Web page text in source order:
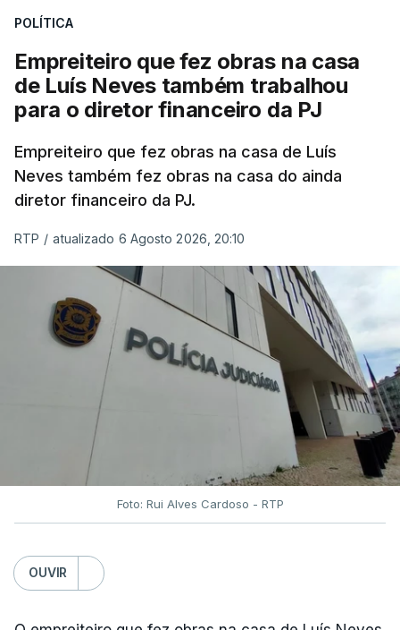
POLÍTICA
Empreiteiro que fez obras na casa
de Luís Neves também trabalhou
para o diretor financeiro da PJ
Empreiteiro que fez obras na casa de Luís
Neves também fez obras na casa do ainda
diretor financeiro da PJ.
RTP / atualizado 6 Agosto 2026, 20:10
Foto: Rui Alves Cardoso - RTP
OUVIR